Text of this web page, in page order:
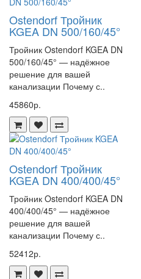
Ostendorf Тройник
KGEA DN 500/160/45°
Тройник Ostendorf KGEA DN
500/160/45° — надёжное
решение для вашей
канализации Почему с..
45860р.
Ostendorf Тройник
KGEA DN 400/400/45°
Тройник Ostendorf KGEA DN
400/400/45° — надёжное
решение для вашей
канализации Почему с..
52412р.